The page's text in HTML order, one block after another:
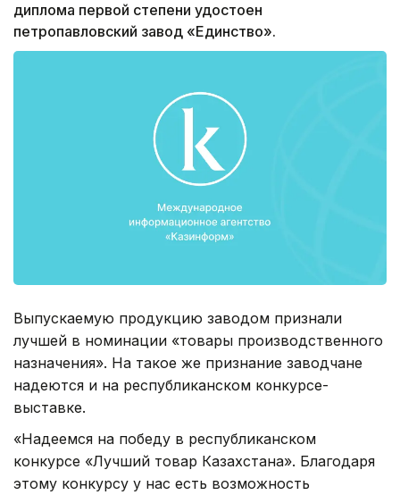
диплома первой степени удостоен
петропавловский завод «Единство».
Выпускаемую продукцию заводом признали
лучшей в номинации «товары производственного
назначения». На такое же признание заводчане
надеются и на республиканском конкурсе-
выставке.
«Надеемся на победу в республиканском
конкурсе «Лучший товар Казахстана». Благодаря
этому конкурсу у нас есть возможность